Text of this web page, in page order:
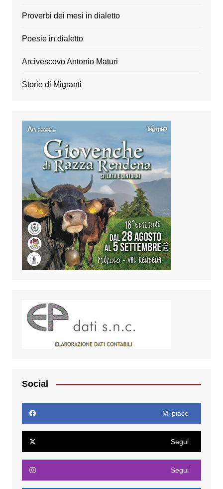
Proverbi dei mesi in dialetto
Poesie in dialetto
Arcivescovo Antonio Maturi
Storie di Migranti
Social
Mi piace
Segui
Segui